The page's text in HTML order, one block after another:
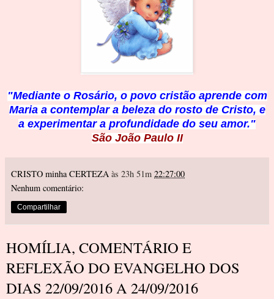
"Mediante o Rosário, o povo cristão aprende com
Maria a contemplar a beleza do rosto de Cristo, e
a experimentar a profundidade do seu amor."
São João Paulo II
CRISTO minha CERTEZA às 23h 51m 22:27:00
Nenhum comentário:
Compartilhar
HOMÍLIA, COMENTÁRIO E
REFLEXÃO DO EVANGELHO DOS
DIAS 22/09/2016 A 24/09/2016